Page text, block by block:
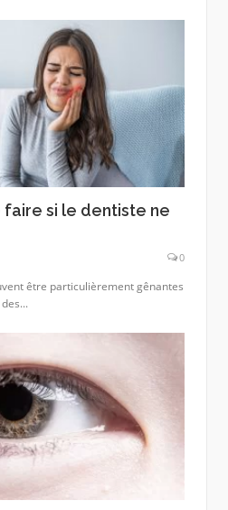
faire si le dentiste ne
0
être particulièrement gênantes